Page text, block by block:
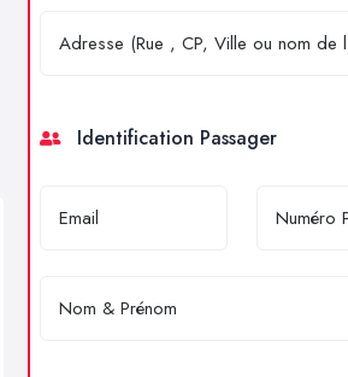
Identification Passager